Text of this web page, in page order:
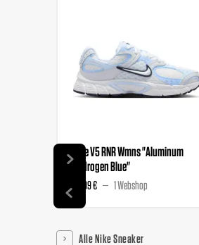
Nike V5 RNR Wmns "Aluminum
Hydrogen Blue"
89,99 € 1 Webshop
Alle Nike Sneaker